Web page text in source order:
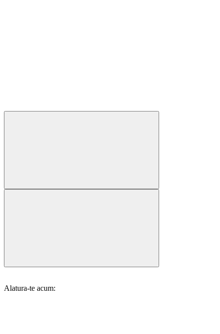
Alatura-te acum: